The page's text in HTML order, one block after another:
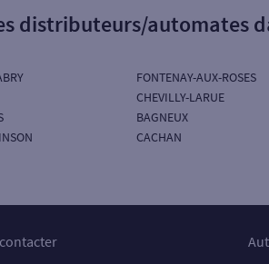
distributeurs/automates
FONTENAY-AUX-ROSES
CHEVILLY-LARUE
BAGNEUX
CACHAN